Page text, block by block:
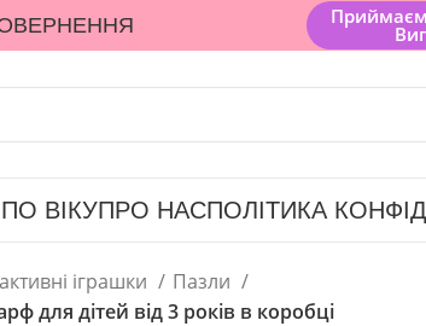
ВІКУПРО НАСПОЛІТИКА
іграшки
Пазли
для дітей від 3 років в коробці